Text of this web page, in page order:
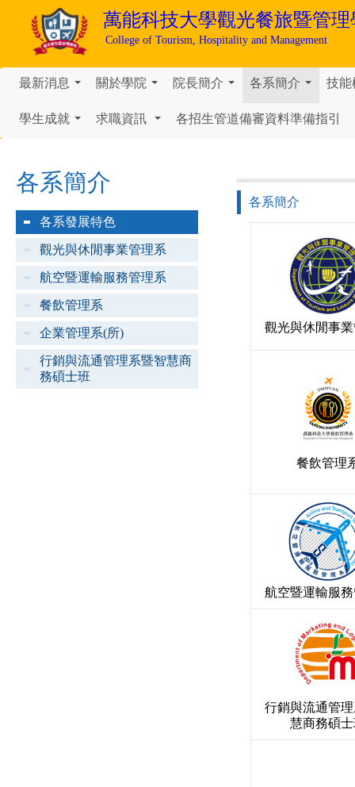
萬能科技大學觀光餐旅暨管理
College of Tourism, Hospitality and Management
最新消息 關於學院 院長簡介 各系簡介 技能
學生成就 求職資訊 各招生管道備審資料準備指引
各系簡介
各系發展特色
觀光與休閒事業管理系
航空暨運輸服務管理系
餐飲管理系
企業管理系(所)
行銷與流通管理系暨智慧商
務碩士班
各系簡介
觀光與休閒事
餐飲管理
航空暨運輸服
行銷與流通管
慧商務碩